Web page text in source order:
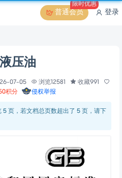
普通会员
限时优惠
登录
压油
07-05 浏览12581
收藏991
积分 侵权举报
页，若文档总页数超出了 5 页，请下